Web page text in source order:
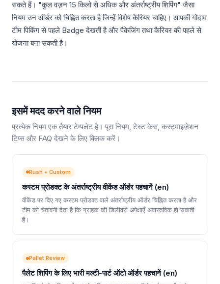
सकते हैं। "कुल वज़न 15 किलो से अधिक और अंतर्राष्ट्रीय शिपिंग" जैसा
नियम उन ऑर्डर को चिह्नित करता है जिन्हें विशेष कैरियर चाहिए। आपकी गोदाम
टीम पिकिंग से पहले Badge देखती है और पैकेजिंग तथा कैरियर की पहले से
योजना बना सकती है।
इसमें मदद करने वाले नियम
प्रत्येक नियम एक तैयार टेम्पलेट है। पूरा नियम, टेस्ट केस, कस्टमाइज़ेशन
टिप्स और FAQ देखने के लिए क्लिक करें।
Rush + Custom
कस्टम प्रोडक्ट के अंतर्राष्ट्रीय वीकेंड ऑर्डर पहचानें (en)
वीकेंड पर दिए गए कस्टम प्रोडक्ट वाले अंतर्राष्ट्रीय ऑर्डर चिह्नित करता है और
टीम को चेतावनी देता है कि ग्राहक की डिलीवरी अपेक्षाएँ अवास्तविक हो सकती
हैं।
Pallet Review
पैलेट शिपिंग के लिए भारी मल्टी-पार्ट ऑटो ऑर्डर पहचानें (en)